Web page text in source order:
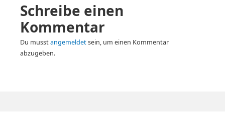
Schreibe einen
Kommentar
Du musstangemeldetsein, um einen Kommentar
abzugeben.